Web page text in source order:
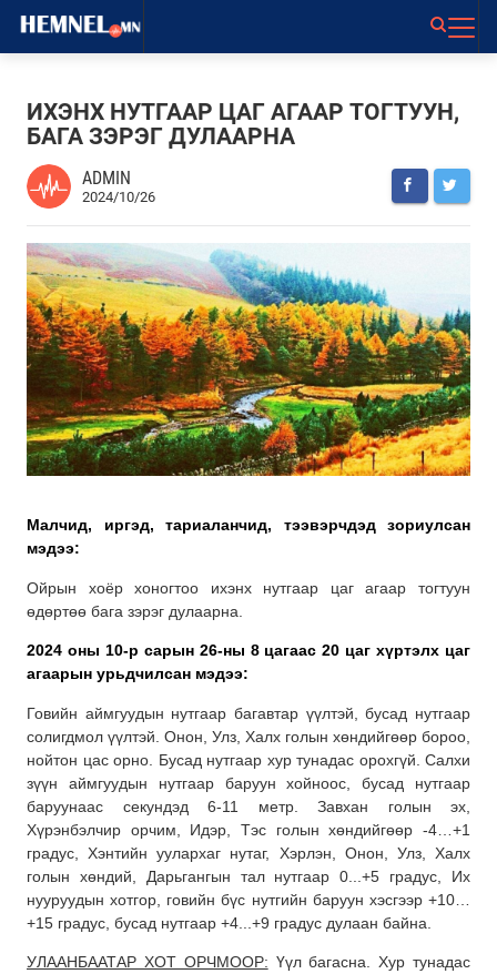
ИХЭНХ НУТГААР ЦАГ АГААР ТОГТУУН,
БАГА ЗЭРЭГ ДУЛААРНА
ADMIN
2024/10/26
Малчид, иргэд, тариаланчид, тээвэрчдэд зориулсан
мэдээ:
Ойрын хоёр хоногтоо ихэнх нутгаар цаг агаар тогтуун
өдөртөө бага зэрэг дулаарна.
2024 оны 10-р сарын 26-ны 8 цагаас 20 цаг хүртэлх цаг
агаарын урьдчилсан мэдээ:
Говийн аймгуудын нутгаар багавтар үүлтэй, бусад нутгаар
солигдмол үүлтэй. Онон, Улз, Халх голын хөндийгөөр бороо,
нойтон цас орно. Бусад нутгаар хур тунадас орохгүй. Салхи
зүүн аймгуудын нутгаар баруун хойноос, бусад нутгаар
баруунаас секундэд 6-11 метр. Завхан голын эх,
Хүрэнбэлчир орчим, Идэр, Тэс голын хөндийгөөр -4…+1
градус, Хэнтийн уулархаг нутаг, Хэрлэн, Онон, Улз, Халх
голын хөндий, Дарьгангын тал нутгаар 0...+5 градус, Их
нууруудын хотгор, говийн бүс нутгийн баруун хэсгээр +10…
+15 градус, бусад нутгаар +4...+9 градус дулаан байна.
УЛААНБААТАР ХОТ ОРЧМООР: Үүл багасна. Хур тунадас